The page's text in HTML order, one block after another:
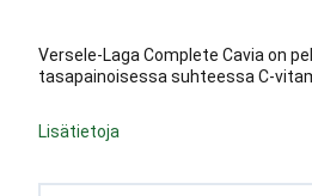
Versele-Laga Complete Cavia on
tasapainoisessa suhteessa C-
Lisätietoja